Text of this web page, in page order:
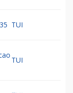
TUI
TUI